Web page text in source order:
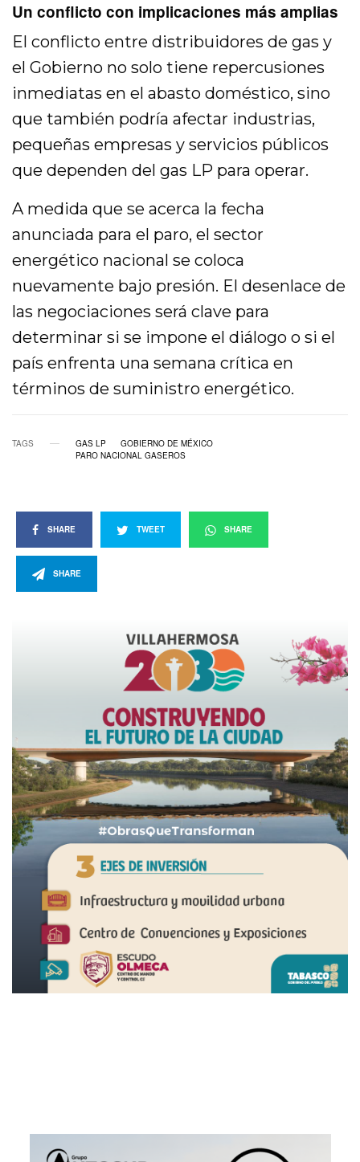
Un conflicto con implicaciones más amplias
El conflicto entre distribuidores de gas y
el Gobierno no solo tiene repercusiones
inmediatas en el abasto doméstico, sino
que también podría afectar industrias,
pequeñas empresas y servicios públicos
que dependen del gas LP para operar.
A medida que se acerca la fecha
anunciada para el paro, el sector
energético nacional se coloca
nuevamente bajo presión. El desenlace de
las negociaciones será clave para
determinar si se impone el diálogo o si el
país enfrenta una semana crítica en
términos de suministro energético.
TAGS GAS LP
GOBIERNO DE MÉXICO
PARO NACIONAL GASEROS
SHARE TWEET SHARE
SHARE